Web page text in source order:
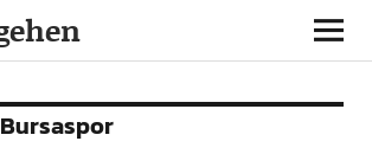
Bursaspor